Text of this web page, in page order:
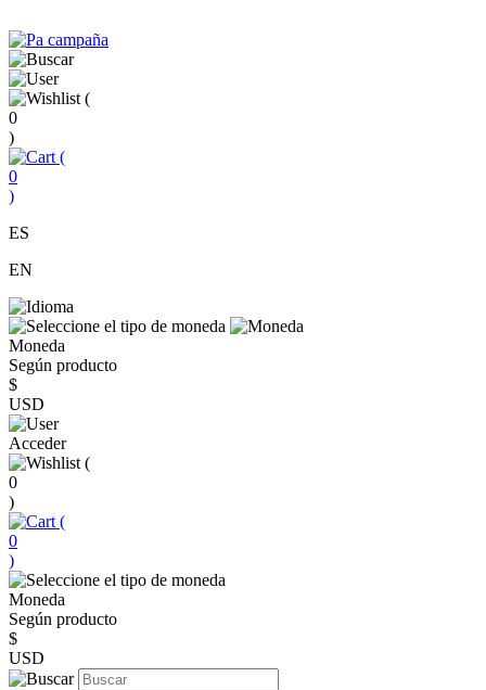
(
0
)
(
0
)
ES
EN
Moneda
Según producto
$
USD
Acceder
(
0
)
(
0
)
Moneda
Según producto
$
USD